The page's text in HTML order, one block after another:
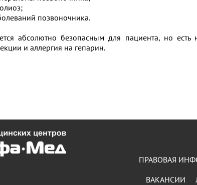
позвоночника.
абсолютно безопасным для пациента, но
и аллергия на гепарин.
ПРАВОВАЯ
ВАКАНСИИ